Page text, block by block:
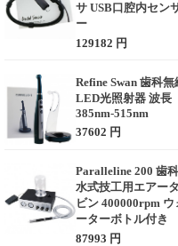
サ USB口腔内セン
ー
129182 円
Refine Swan 歯科無
LED光照射器 波長
385nm-515nm
37602 円
Paralleline 200 歯
水式技工用エアー
ビン 400000rpm ウ
ーターボトル付き
87993 円